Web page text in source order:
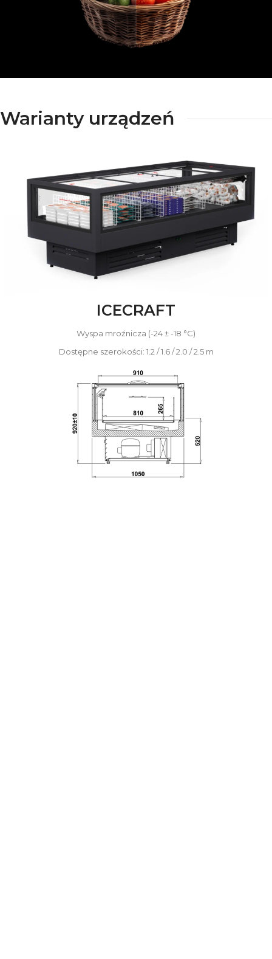
Warianty urządzeń
ICECRAFT
Wyspa mroźnicza (-24 ± -18 °C)
Dostępne szerokości: 1.2 / 1.6 / 2.0 / 2.5 m